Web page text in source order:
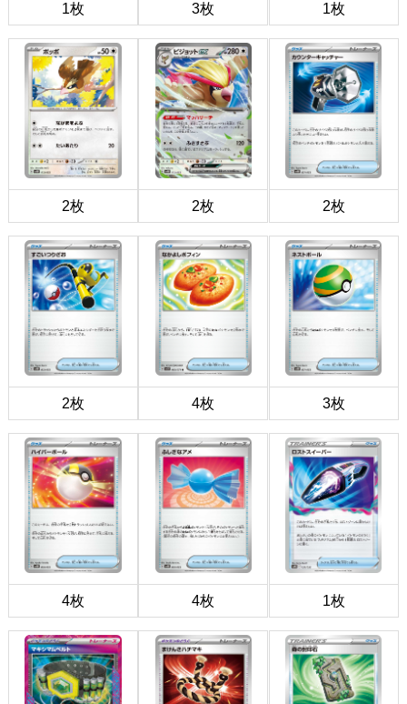
1枚 3枚 1枚
2枚 2枚 2枚
2枚 4枚 3枚
4枚 4枚 1枚